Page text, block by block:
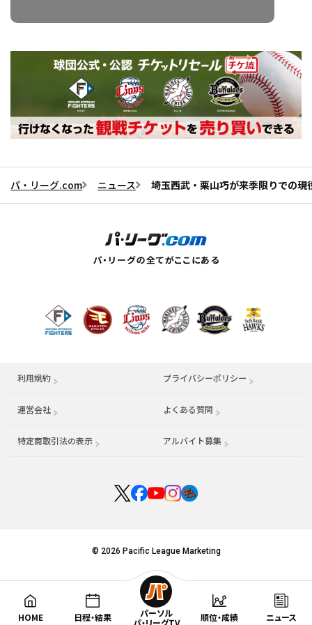
パ・リーグ.com ニュース 埼玉西武・栗山巧が来季限りでの
利用規約 プライバシーポリシー
運営会社 （別ウィンドウで開く） よくある質問
特定商取引法の表示 アルバイト募集 （別ウィンドウで開く
© 2026 Pacific League Marketing
HOME 日程・結果
パーソル
パ・リーグTV
順位・成績 ニュース